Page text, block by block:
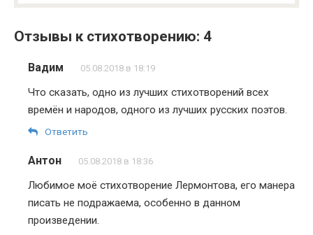
Отзывы к стихотворению: 4
Вадим 05.08.2018 в 18:19
Что сказать, одно из лучших стихотворений всех
времён и народов, одного из лучших русских поэтов.
Ответить
Антон 05.08.2018 в 18:36
Любимое моё стихотворение Лермонтова, его манера
писать не подражаема, особенно в данном
произведении.